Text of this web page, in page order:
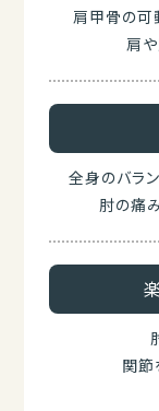
肩甲骨の可
肩
全身のバラ
肘の痛
関節